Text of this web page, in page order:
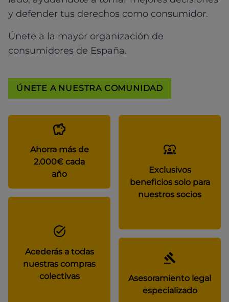
y defender tus derechos como consumidor.
Únete a la mayor organización de
consumidores de España.
ÚNETE A NUESTRA COMUNIDAD
Ahorra más de
2.000€ cada
año
Exclusivos
beneficios solo para
nuestros socios
Acederás a todas
nuestras compras
colectivas
Asesoramiento legal
especializado